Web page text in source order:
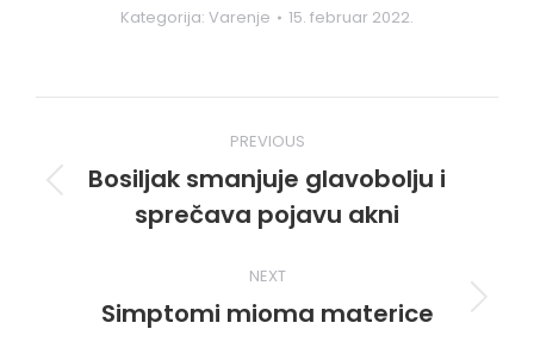
Kategorija: Varenje 15. februar 2022.
navigation
PREVIOUS
Previous
post:
Bosiljak smanjuje glavobolju i
sprečava pojavu akni
NEXT
Next
Simptomi mioma materice